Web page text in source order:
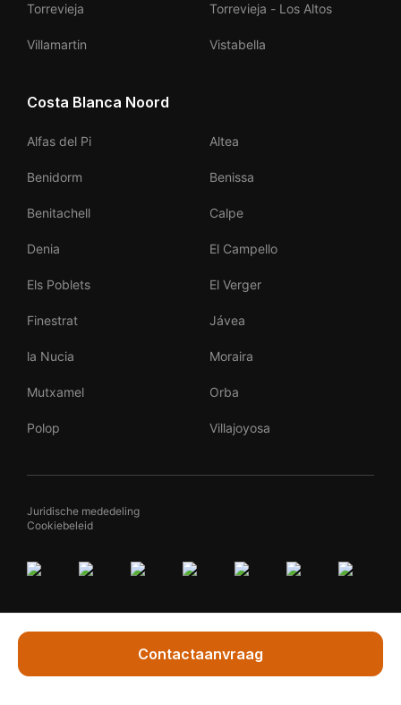
Contactaanvraag
Torrevieja Torrevieja - Los Altos
Villamartin Vistabella
Costa Blanca Noord
Alfas del Pi Altea
Benidorm Benissa
Benitachell Calpe
Denia El Campello
Els Poblets El Verger
Finestrat Jávea
la Nucia Moraira
Mutxamel Orba
Polop Villajoyosa
Juridische mededeling
Cookiebeleid
ByTeqqed